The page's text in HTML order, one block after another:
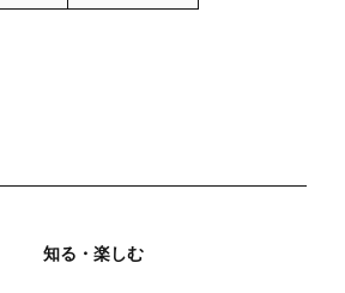
知る・楽しむ